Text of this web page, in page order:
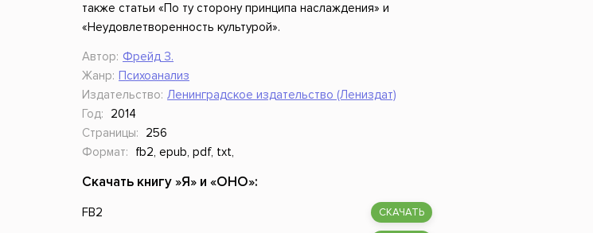
также статьи «По ту сторону принципа наслаждения» и
«Неудовлетворенность культурой».
Автор: Фрейд З.
Жанр: Психоанализ
Издательство: Ленинградское издательство (Лениздат)
Год:
2014
Страницы:
256
Формат:
fb2, epub, pdf, txt,
Скачать книгу »Я» и «ОНО»:
FB2 СКАЧАТЬ